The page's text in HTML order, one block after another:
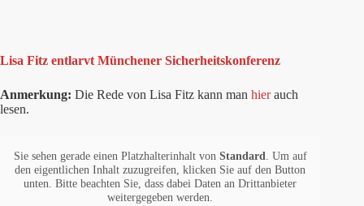
Lisa Fitz entlarvt Münchener Sicherheitskonferenz
Anmerkung: Die Rede von Lisa Fitz kann man hierauch
lesen.
Sie sehen gerade einen Platzhalterinhalt von Standard
. Um auf
den eigentlichen Inhalt zuzugreifen, klicken Sie auf den Button
unten. Bitte beachten Sie, dass dabei Daten an Drittanbieter
weitergegeben werden.